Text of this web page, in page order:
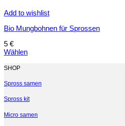
Add to wishlist
Bio Mungbohnen für Sprossen
5 €
Wählen
Produkt
mehrere
auf.
Optionen
SHOP
Spross samen
Spross kit
Micro samen